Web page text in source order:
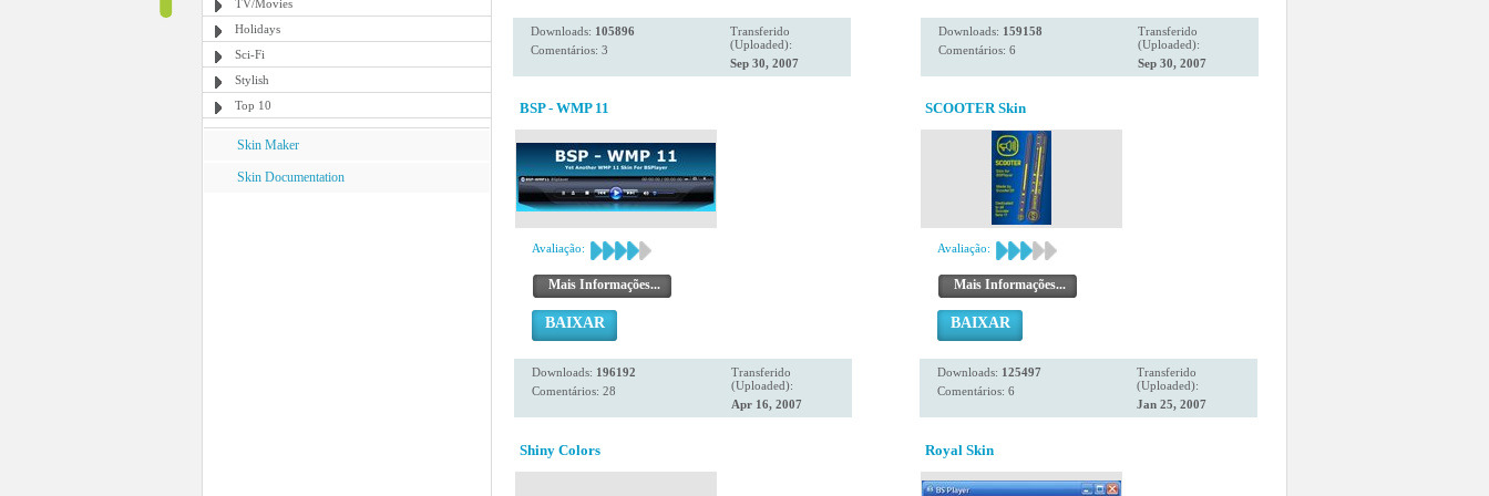
TV/Movies
Holidays
Sci-Fi
Stylish
Top 10
Skin Maker
Skin Documentation
Downloads: 105896
Comentários: 3
Transferido
(Uploaded):
Sep 30, 2007
Downloads: 159158
Comentários: 6
Transferido
(Uploaded):
Sep 30, 2007
BSP - WMP 11
Avaliação:
Mais Informações...
BAIXAR
Downloads: 196192
Comentários: 28
Transferido
(Uploaded):
Apr 16, 2007
SCOOTER Skin
Avaliação:
Mais Informações...
BAIXAR
Downloads: 125497
Comentários: 6
Transferido
(Uploaded):
Jan 25, 2007
Shiny Colors Royal Skin